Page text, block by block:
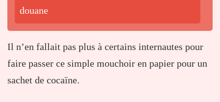
douane
Il n’en fallait pas plus à certains internautes pour
faire passer ce simple mouchoir en papier pour un
sachet de cocaïne.